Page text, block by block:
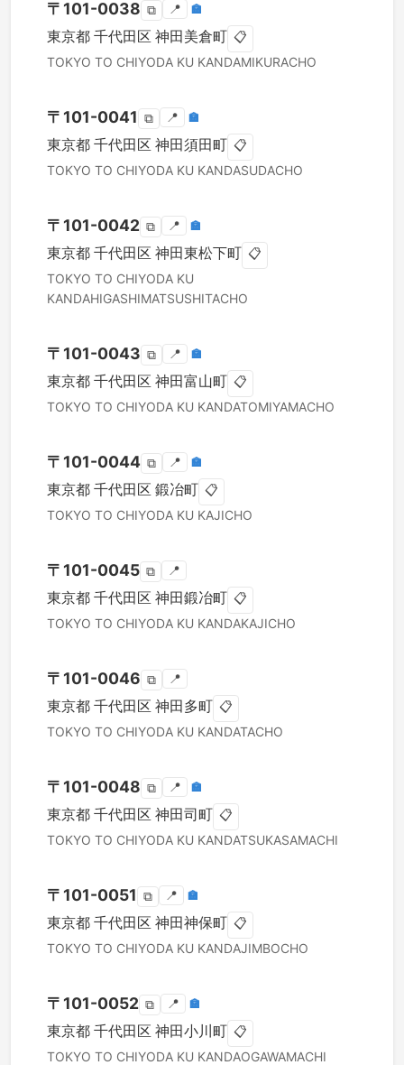
〒 101-0038 ⧉ 📍 🏣
東京都 千代田区 神田美倉町 📋
TOKYO TO CHIYODA KU KANDAMIKURACHO
〒 101-0041 ⧉ 📍 🏣
東京都 千代田区 神田須田町 📋
TOKYO TO CHIYODA KU KANDASUDACHO
〒 101-0042 ⧉ 📍 🏣
東京都 千代田区 神田東松下町 📋
TOKYO TO CHIYODA KU
KANDAHIGASHIMATSUSHITACHO
〒 101-0043 ⧉ 📍 🏣
東京都 千代田区 神田富山町 📋
TOKYO TO CHIYODA KU KANDATOMIYAMACHO
〒 101-0044 ⧉ 📍 🏣
東京都 千代田区 鍛冶町 📋
TOKYO TO CHIYODA KU KAJICHO
〒 101-0045 ⧉ 📍
東京都 千代田区 神田鍛冶町 📋
TOKYO TO CHIYODA KU KANDAKAJICHO
〒 101-0046 ⧉ 📍
東京都 千代田区 神田多町 📋
TOKYO TO CHIYODA KU KANDATACHO
〒 101-0048 ⧉ 📍 🏣
東京都 千代田区 神田司町 📋
TOKYO TO CHIYODA KU KANDATSUKASAMACHI
〒 101-0051 ⧉ 📍 🏣
東京都 千代田区 神田神保町 📋
TOKYO TO CHIYODA KU KANDAJIMBOCHO
〒 101-0052 ⧉ 📍 🏣
東京都 千代田区 神田小川町 📋
TOKYO TO CHIYODA KU KANDAOGAWAMACHI